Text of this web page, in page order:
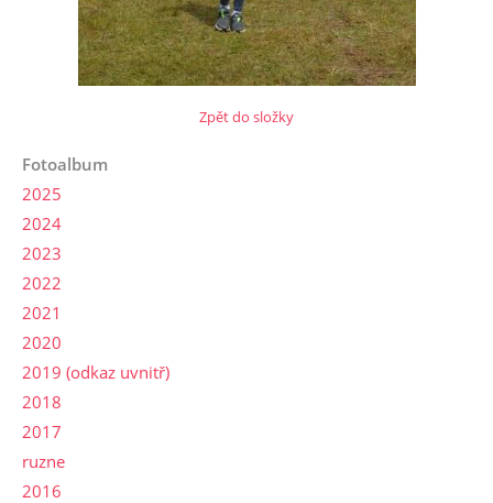
Zpět do složky
Fotoalbum
2025
2024
2023
2022
2021
2020
2019 (odkaz uvnitř)
2018
2017
ruzne
2016